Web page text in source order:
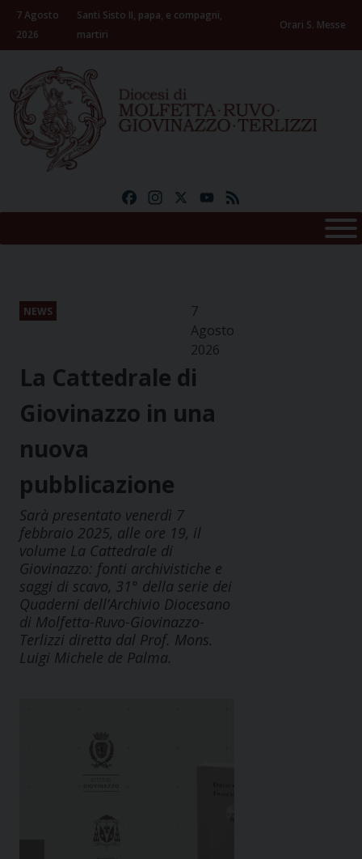
Skip
content
7 Agosto
2026
Santi Sisto II, papa, e compagni,
martiri
Orari S. Messe
FacebookInstagramYouTube
NEWS
7
Agosto
2026
La Cattedrale di
Giovinazzo in una
nuova
pubblicazione
Sarà presentato venerdì 7
febbraio 2025, alle ore 19, il
volume La Cattedrale di
Giovinazzo: fonti archivistiche e
saggi di scavo, 31° della serie dei
Quaderni dell’Archivio Diocesano
di Molfetta-Ruvo-Giovinazzo-
Terlizzi diretta dal Prof. Mons.
Luigi Michele de Palma.